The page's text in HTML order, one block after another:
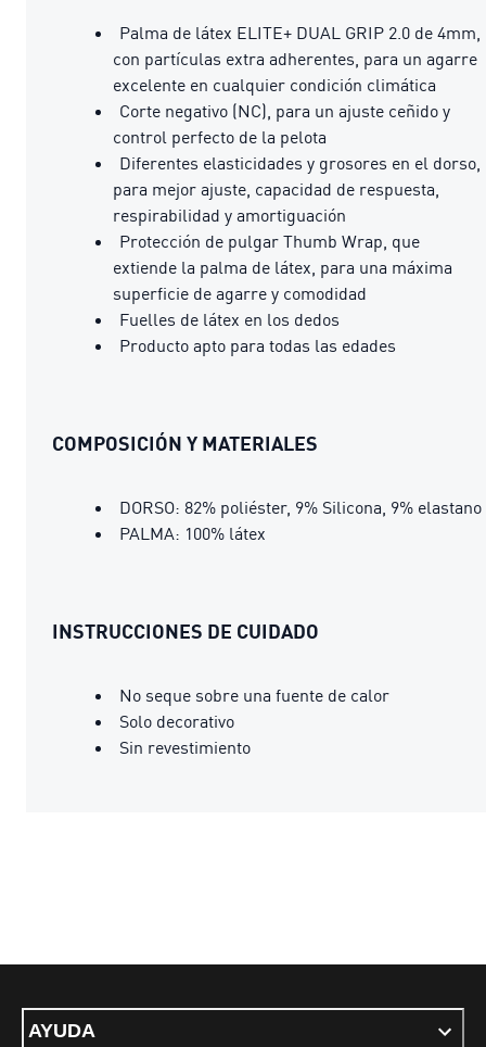
Palma de látex ELITE+ DUAL GRIP 2.0 de 4mm,
con partículas extra adherentes, para un agarre
excelente en cualquier condición climática
Corte negativo (NC), para un ajuste ceñido y
control perfecto de la pelota
Diferentes elasticidades y grosores en el dorso,
para mejor ajuste, capacidad de respuesta,
respirabilidad y amortiguación
Protección de pulgar Thumb Wrap, que
extiende la palma de látex, para una máxima
superficie de agarre y comodidad
Fuelles de látex en los dedos
Producto apto para todas las edades
COMPOSICIÓN Y MATERIALES
DORSO: 82% poliéster, 9% Silicona, 9% elastano
PALMA: 100% látex
INSTRUCCIONES DE CUIDADO
No seque sobre una fuente de calor
Solo decorativo
Sin revestimiento
AYUDA